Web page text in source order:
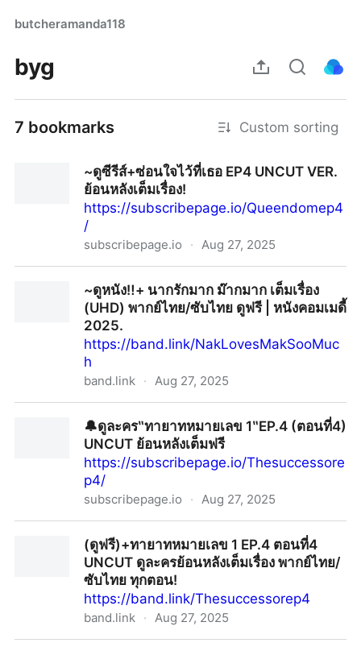
butcheramanda118
byg
7 bookmarks Custom sorting
~ดูซีรีส์+ซ่อนใจไว้ที่เธอ EP4 UNCUT VER.
ย้อนหลังเต็มเรื่อง!
https://subscribepage.io/Queendomep4
/
subscribepage.io · Aug 27, 2025
~ดูหนัง‼️+ นากรักมาก ม๊ากมาก เต็มเรื่อง
(UHD) พากย์ไทย/ซับไทย ดูฟรี | หนังคอมเมดี้
2025.
https://band.link/NakLovesMakSooMuc
h
band.link · Aug 27, 2025
ซับไทย ดูฟรี | หนังคอมเมดี้ 2025.
🔔ดูละคร‶ทายาทหมายเลข 1‶EP.4 (ตอนที่4)
UNCUT ย้อนหลังเต็มฟรี
https://subscribepage.io/Thesuccessore
p4/
subscribepage.io · Aug 27, 2025
(ดูฟรี)+ทายาทหมายเลข 1 EP.4 ตอนที่4
UNCUT ดูละครย้อนหลังเต็มเรื่อง พากย์ไทย/
ซับไทย ทุกตอน!
https://band.link/Thesuccessorep4
band.link · Aug 27, 2025